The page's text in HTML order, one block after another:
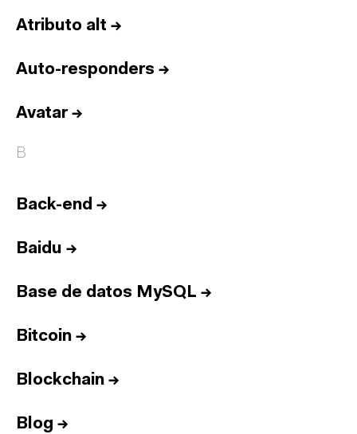
Atributo alt →
Auto-responders →
Avatar→
B
Back-end →
Baidu →
Base de datos MySQL →
Bitcoin →
Blockchain →
Blog →